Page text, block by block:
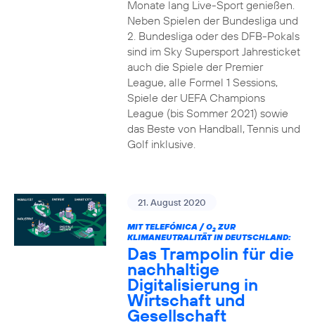
Monate lang Live-Sport genießen.
Neben Spielen der Bundesliga und
2. Bundesliga oder des DFB-Pokals
sind im Sky Supersport Jahresticket
auch die Spiele der Premier
League, alle Formel 1 Sessions,
Spiele der UEFA Champions
League (bis Sommer 2021) sowie
das Beste von Handball, Tennis und
Golf inklusive.
21. August 2020
MIT TELEFÓNICA / O2ZUR
KLIMANEUTRALITÄT IN DEUTSCHLAND:
Das Trampolin für die
nachhaltige
Digitalisierung in
Wirtschaft und
Gesellschaft